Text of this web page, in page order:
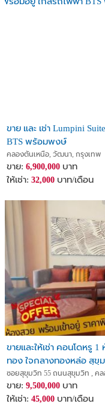
ขาย และ เช่า Lumpini
BTS พร้อมพงษ์
คลองตันเหนือ, วัฒนา, กรุงเทพ
ขาย: 6,900,000 บาท
ให้เช่า: 32,000 บาท/เดือน
ขายและให้เช่า คอนโดหรู
ทอง ใจกลางทองหล่อ สุขุ
ซอยสุขุมวิท 55 ถนนสุขุมวิท , ค
ขาย: 9,500,000 บาท
ให้เช่า: 45,000 บาท/เดือน